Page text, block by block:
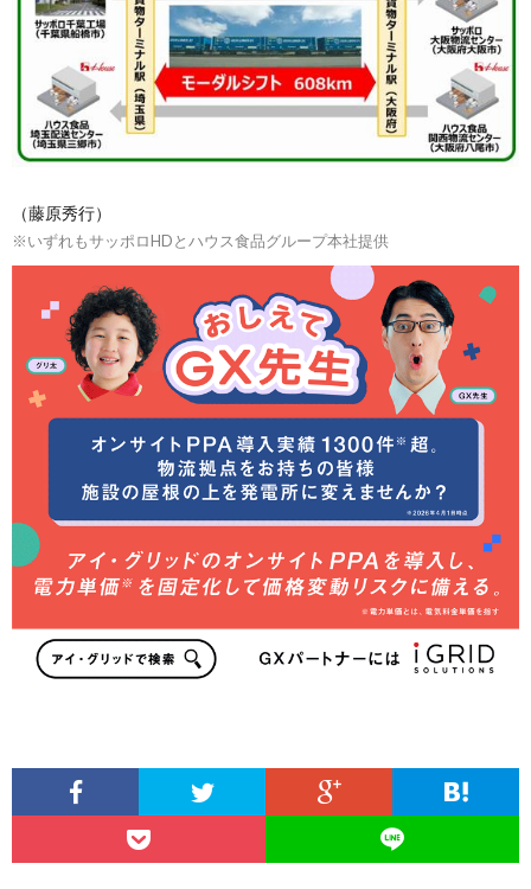
（藤原秀行）
※いずれもサッポロHDとハウス食品グループ本社提供